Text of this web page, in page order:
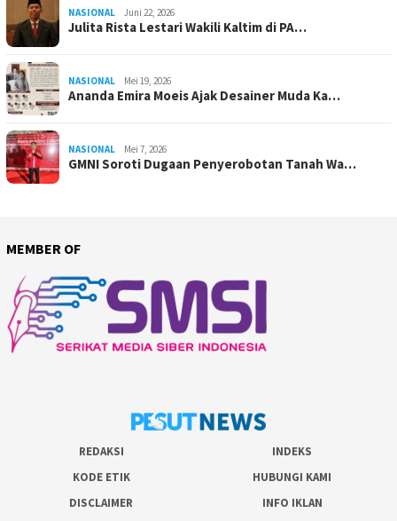
NASIONAL Juni 22, 2026
Julita Rista Lestari Wakili Kaltim di PA…
NASIONAL Mei 19, 2026
Ananda Emira Moeis Ajak Desainer Muda Ka…
NASIONAL Mei 7, 2026
GMNI Soroti Dugaan Penyerobotan Tanah Wa…
MEMBER OF
REDAKSI
INDEKS
KODE ETIK
HUBUNGI KAMI
DISCLAIMER
INFO IKLAN